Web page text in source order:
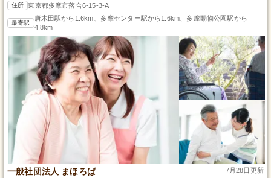
住所 東京都多摩市落合6-15-3-A
最寄駅
唐木田駅から1.6km、多摩センター駅から1.6km、多摩動物公園駅から
4.8km
一般社団法人 まほろば 7月28日更新